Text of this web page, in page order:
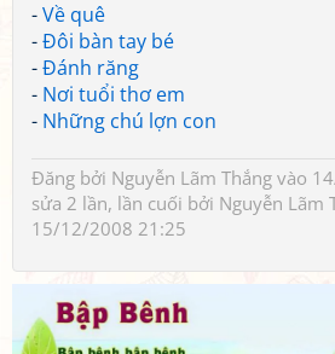
-Về quê
-Đôi bàn tay bé
-Đánh răng
- Nơi tuổi thơ em
- Những chú lợn con
Đăng bởi Nguyễn Lãm Thắng vào
sửa 2 lần, lần cuối bởi Nguyễn Lãm
15/12/2008 21:25